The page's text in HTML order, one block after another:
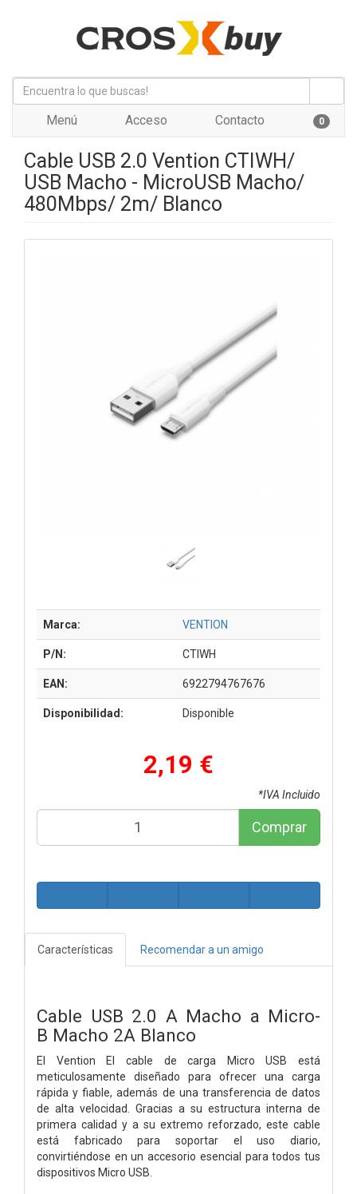
Menú Acceso Contacto 0
Cable USB 2.0 Vention CTIWH/
USB Macho - MicroUSB Macho/
480Mbps/ 2m/ Blanco
Marca: VENTION
P/N: CTIWH
EAN: 6922794767676
Disponibilidad: Disponible
2,19 €
*IVA Incluido
Comprar
Características Recomendar a un amigo
Cable USB 2.0 A Macho a Micro-
B Macho 2A Blanco
El Vention El cable de carga Micro USB está
meticulosamente diseñado para ofrecer una carga
rápida y fiable, además de una transferencia de datos
de alta velocidad. Gracias a su estructura interna de
primera calidad y a su extremo reforzado, este cable
está fabricado para soportar el uso diario,
convirtiéndose en un accesorio esencial para todos tus
dispositivos Micro USB.